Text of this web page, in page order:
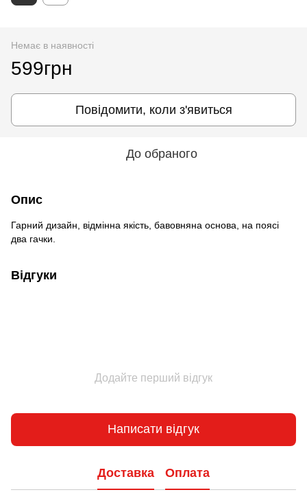
Немає в наявності
599грн
Повідомити, коли з'явиться
До обраного
Опис
Гарний дизайн, відмінна якість, бавовняна основа, на поясі
два гачки.
Відгуки
Додайте перший відгук
Написати відгук
Доставка Оплата